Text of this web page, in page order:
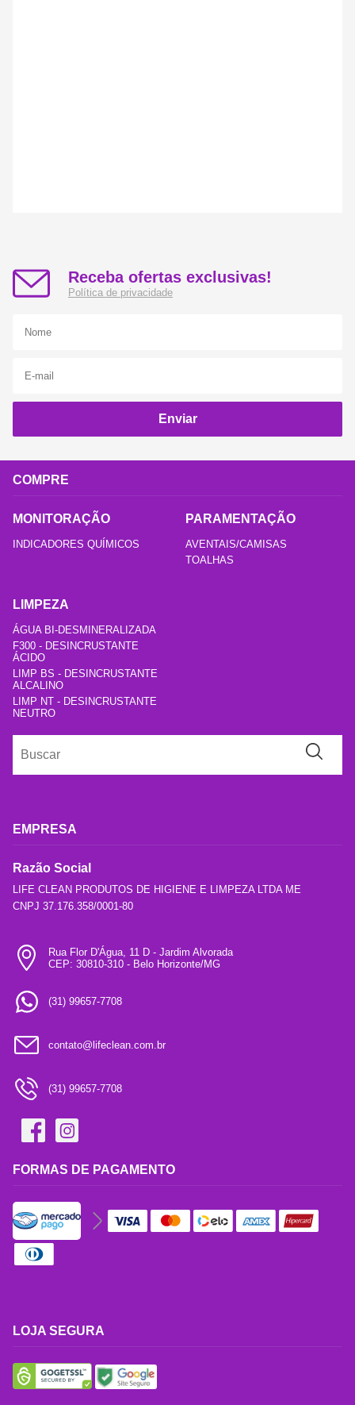
Receba ofertas exclusivas!
Política de privacidade
Enviar
COMPRE
MONITORAÇÃO
INDICADORES QUÍMICOS
PARAMENTAÇÃO
AVENTAIS/CAMISAS
TOALHAS
LIMPEZA
ÁGUA BI-DESMINERALIZADA
F300 - DESINCRUSTANTE
ÁCIDO
LIMP BS - DESINCRUSTANTE
ALCALINO
LIMP NT - DESINCRUSTANTE
NEUTRO
EMPRESA
Razão Social
LIFE CLEAN PRODUTOS DE HIGIENE E LIMPEZA LTDA ME
CNPJ 37.176.358/0001-80
Rua Flor D'Água, 11 D - Jardim Alvorada
CEP: 30810-310 - Belo Horizonte/MG
(31) 99657-7708
contato@lifeclean.com.br
(31) 99657-7708
FORMAS DE PAGAMENTO
LOJA SEGURA